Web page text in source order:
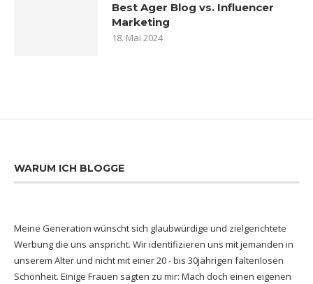
Best Ager Blog vs. Influencer
Marketing
18. Mai 2024
WARUM ICH BLOGGE
Meine Generation wünscht sich glaubwürdige und zielgerichtete
Werbung die uns anspricht. Wir identifizieren uns mit jemanden in
unserem Alter und nicht mit einer 20 - bis 30jährigen faltenlosen
Schönheit. Einige Frauen sagten zu mir: Mach doch einen eigenen